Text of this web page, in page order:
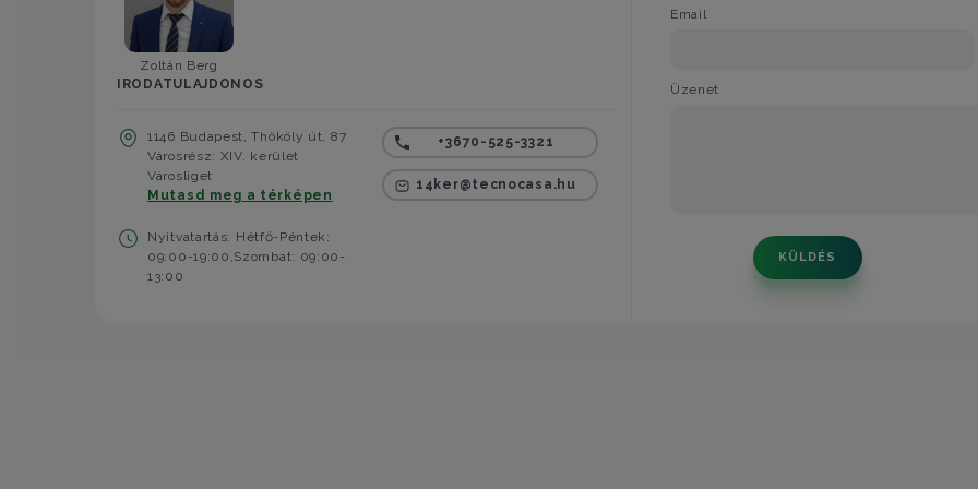
Zoltán Berg
IRODATULAJDONOS
1146 Budapest, Thököly út, 87
Városrész: XIV. kerület
Városliget
Mutasd meg a térképen
Nyitvatartás: Hétfő-Péntek:
09:00-19:00,Szombat: 09:00-
13:00
+3670-525-3321
14ker@tecnocasa.hu
Email
Üzenet
KÜLDÉS